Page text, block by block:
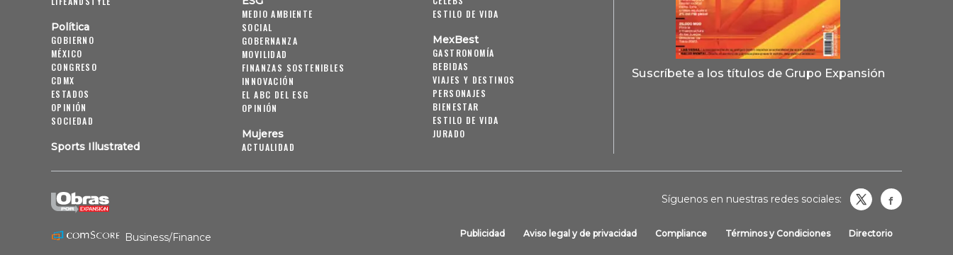
Política
GOBIERNO
MÉXICO
CONGRESO
CDMX
ESTADOS
OPINIÓN
SOCIEDAD
Sports Illustrated
MEDIO AMBIENTE
SOCIAL
GOBERNANZA
MOVILIDAD
FINANZAS SOSTENIBLES
INNOVACIÓN
EL ABC DEL ESG
OPINIÓN
Mujeres
ACTUALIDAD
ESTILO DE VIDA
MexBest
GASTRONOMÍA
BEBIDAS
VIAJES Y DESTINOS
PERSONAJES
BIENESTAR
ESTILO DE VIDA
JURADO
Suscríbete a los títulos de Grupo Expansión
Publicidad Aviso legal y de privacidad Compliance Términos y Condiciones Directorio
Síguenos en nuestras redes sociales:
Business/Finance